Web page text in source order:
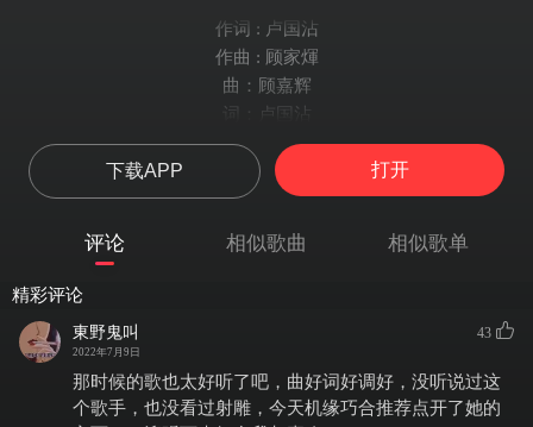
作词 : 卢国沾
作曲 : 顾家煇
曲：顾嘉辉
词：卢国沾
逢人问我怎可带他远去
自己增加了负累
问怎会忍受那些嘴脸
沿途没有哼出怨声半句
我甘心做先驱
先驱绝不理过去
下载APP 打开
评论 相似歌曲 相似歌单
精彩评论
東野鬼叫
2022年7月9日
43
那时候的歌也太好听了吧，曲好词好调好，没听说过这
个歌手，也没看过射雕，今天机缘巧合推荐点开了她的